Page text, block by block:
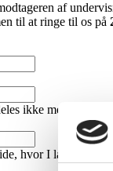
af
til at ringe til os på
ikke med andre
hvor I landet du